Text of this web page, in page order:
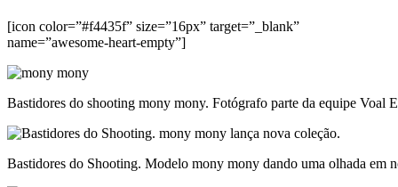
[icon color=”#f4435f” size=”16px” target=”_blank”
name=”awesome-heart-empty”]
Bastidores do shooting mony mony. Fotógrafo parte da equipe Voal
Bastidores do Shooting. Modelo mony mony dando uma olhada em